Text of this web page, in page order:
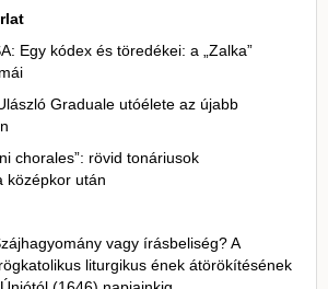
Egy kódex és töredékei: a „Zalka”
Graduale utóélete az újabb
chorales”: rövid tonáriusok
középkor után
vagy írásbeliség? A
liturgikus ének átörökítésének